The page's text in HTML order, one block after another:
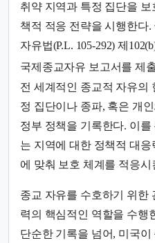
취약 지역과 특정 집단을 보
책적 적응 전략을 시행한다.
자유법(P.L. 105-292) 제
국제종교자유 보고서를 제
전 세계적인 종교적 자유의
정 집단이나 종파, 혹은 개
정부 정책을 기록한다. 이
는 지역에 대한 정책적 대
에 맞춰 보호 체계를 적응시
종교 자유를 수호하기 위한
력의 핵심적인 역할을 수행
단순한 기록을 넘어, 미국